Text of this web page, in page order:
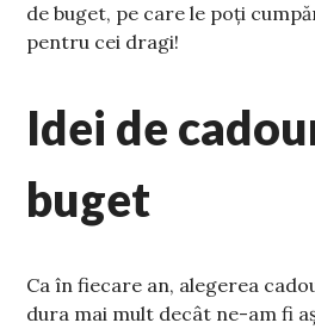
de buget, pe care le poți
pentru cei dragi!
Idei de
buget
Ca în fiecare an, alegerea
dura mai mult decât ne-am fi